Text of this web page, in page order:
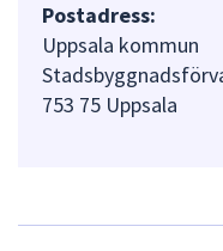
Postadress:
Uppsala kommun
753 75 Uppsala